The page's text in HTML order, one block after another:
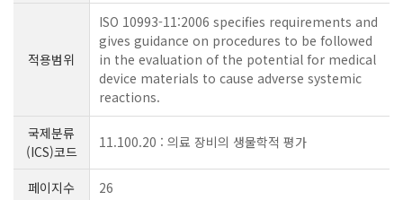
적용범위
ISO 10993-11:2006 specifies requirements and
gives guidance on procedures to be followed
in the evaluation of the potential for medical
device materials to cause adverse systemic
reactions.
국제분류
(ICS)코드
11.100.20 : 의료 장비의 생물학적 평가
페이지수 26